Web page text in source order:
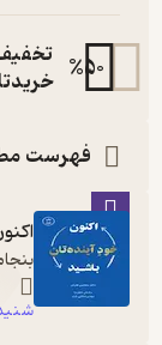
%50
فهرست